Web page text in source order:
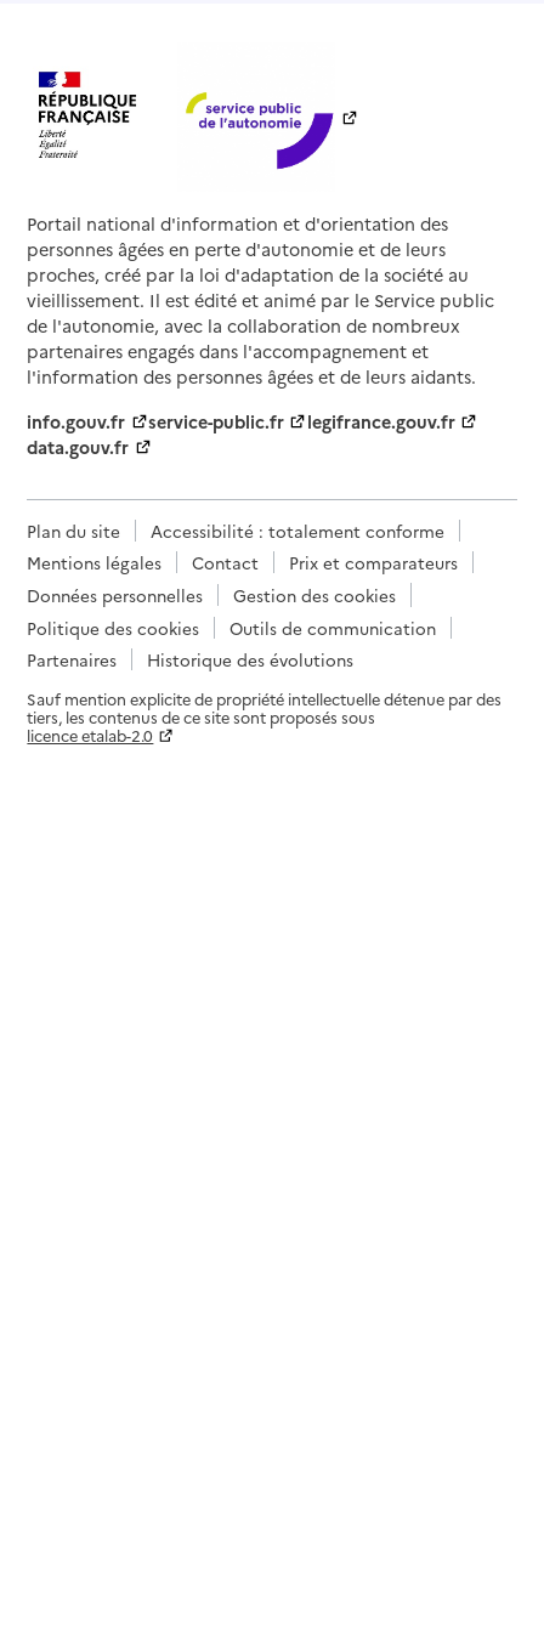
Portail national d'information et d'orientation des
personnes âgées en perte d'autonomie et de leurs
proches, créé par la loi d'adaptation de la société au
vieillissement. Il est édité et animé par le Service public
de l'autonomie, avec la collaboration de nombreux
partenaires engagés dans l'accompagnement et
l'information des personnes âgées et de leurs aidants.
info.gouv.fr
service-public.fr
legifrance.gouv.fr
data.gouv.fr
Plan du site
Accessibilité : totalement conforme
Mentions légales
Contact
Prix et comparateurs
Données personnelles
Gestion des cookies
Politique des cookies
Outils de communication
Partenaires
Historique des évolutions
Sauf mention explicite de propriété intellectuelle détenue par des
tiers, les contenus de ce site sont proposés sous
licence etalab-2.0